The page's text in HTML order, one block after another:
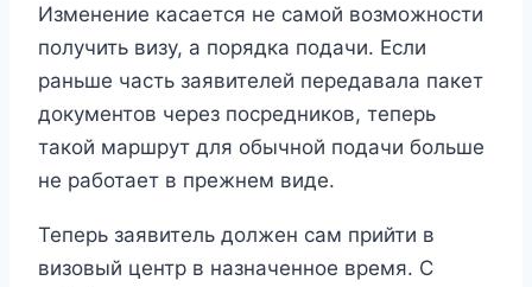
Изменение касается не самой возможности
получить визу, а порядка подачи. Если
раньше часть заявителей передавала пакет
документов через посредников, теперь
такой маршрут для обычной подачи больше
не работает в прежнем виде.
Теперь заявитель должен сам прийти в
визовый центр в назначенное время. С